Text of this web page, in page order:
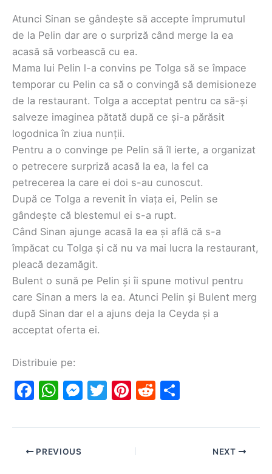
Atunci Sinan se gândește să accepte împrumutul
de la Pelin dar are o surpriză când merge la ea
acasă să vorbească cu ea.
Mama lui Pelin l-a convins pe Tolga să se împace
temporar cu Pelin ca să o convingă să demisioneze
de la restaurant. Tolga a acceptat pentru ca să-și
salveze imaginea pătată după ce și-a părăsit
logodnica în ziua nunții.
Pentru a o convinge pe Pelin să îl ierte, a organizat
o petrecere surpriză acasă la ea, la fel ca
petrecerea la care ei doi s-au cunoscut.
După ce Tolga a revenit în viața ei, Pelin se
gândește că blestemul ei s-a rupt.
Când Sinan ajunge acasă la ea și află că s-a
împăcat cu Tolga și că nu va mai lucra la restaurant,
pleacă dezamăgit.
Bulent o sună pe Pelin și îi spune motivul pentru
care Sinan a mers la ea. Atunci Pelin și Bulent merg
după Sinan dar el a ajuns deja la Ceyda și a
acceptat oferta ei.
Distribuie pe:
F
c
e
W
at
s
M
s
T
itt
Pi
er
e
R
d ar
PREVIOUS NEXT